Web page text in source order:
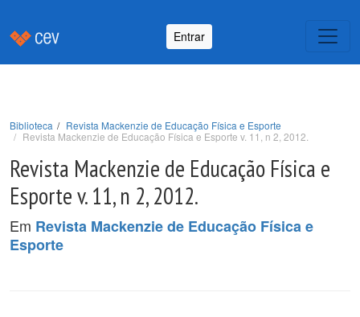
Entrar
Biblioteca
Revista Mackenzie de Educação Física e Esporte
Revista Mackenzie de Educação Física e Esporte v. 11, n 2, 2012.
Revista Mackenzie de Educação Física e
Esporte v. 11, n 2, 2012.
Em Revista Mackenzie de Educação Física e
Esporte